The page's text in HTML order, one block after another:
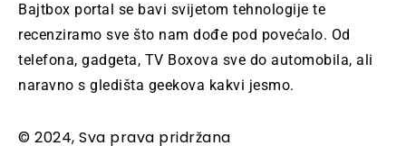
Bajtbox portal se bavi svijetom tehnologije te
recenziramo sve što nam dođe pod povećalo. Od
telefona, gadgeta, TV Boxova sve do automobila, ali
naravno s gledišta geekova kakvi jesmo.
© 2024, Sva prava pridržana